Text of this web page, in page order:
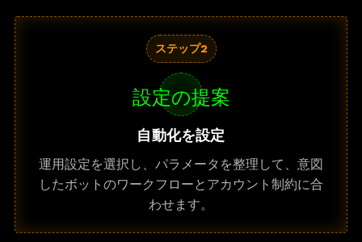
ステップ2
設定の提案
自動化を設定
運用設定を選択し、パラメータを整理して、意図
したボットのワークフローとアカウント制約に合
わせます。